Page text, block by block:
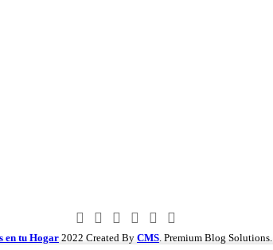
en tu Hogar 2022 Created By CMS. Premium Blog Solutions.